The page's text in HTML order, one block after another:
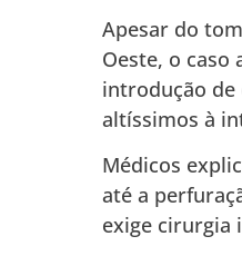
Apesar do
Oeste, o
introdução de
altíssimos à
Médicos
até a
exige cirurgia